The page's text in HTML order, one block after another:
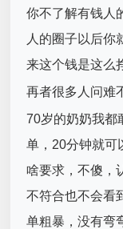
你不了解有钱人
人的圈子以后你
来这个钱是这么
再者很多人问难
70岁的奶奶我都
单，20分钟就可
啥要求，不傻，
不符合也不会看
单粗暴，没有弯